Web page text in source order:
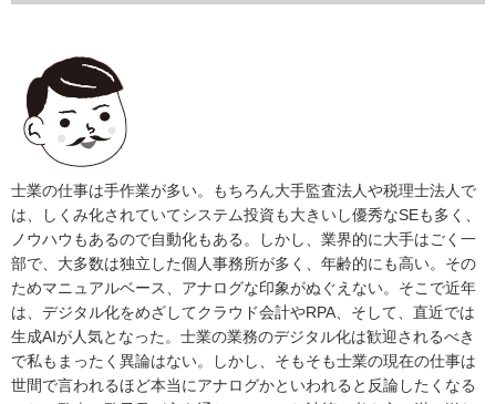
士業の仕事は手作業が多い。もちろん大手監査法人や税理士法人で
は、しくみ化されていてシステム投資も大きいし優秀なSEも多く、
ノウハウもあるので自動化もある。しかし、業界的に大手はごく一
部で、大多数は独立した個人事務所が多く、年齢的にも高い。その
ためマニュアルベース、アナログな印象がぬぐえない。そこで近年
は、デジタル化をめざしてクラウド会計やRPA、そして、直近では
生成AIが人気となった。士業の業務のデジタル化は歓迎されるべき
で私もまったく異論はない。しかし、そもそも士業の現在の仕事は
世間で言われるほど本当にアナログかといわれると反論したくなる